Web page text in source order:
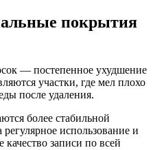
покрытия
— постепенное ухудшение
участки, где мел плохо
после удаления.
более стабильной
использование и
записи по всей